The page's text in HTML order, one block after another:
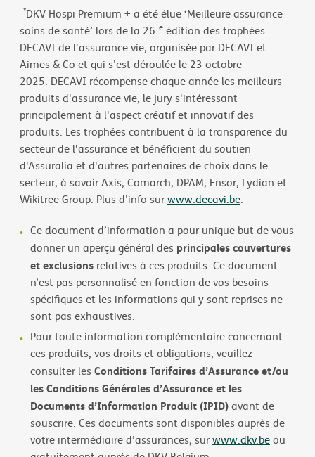
*DKV Hospi Premium + a été élue ‘Meilleure assurance
soins de santé’ lors de la 26 e édition des trophées
DECAVI de l'assurance vie, organisée par DECAVI et
Aimes & Co et qui s’est déroulée le 23 octobre
2025. DECAVI récompense chaque année les meilleurs
produits d'assurance vie, le jury s'intéressant
principalement à l'aspect créatif et innovatif des
produits. Les trophées contribuent à la transparence du
secteur de l'assurance et bénéficient du soutien
d'Assuralia et d'autres partenaires de choix dans le
secteur, à savoir Axis, Comarch, DPAM, Ensor, Lydian et
Wikitree Group. Plus d’info surwww.decavi.be.
Ce document d’information a pour unique but de vous
donner un aperçu général des principales couvertures
et exclusions relatives à ces produits. Ce document
n’est pas personnalisé en fonction de vos besoins
spécifiques et les informations qui y sont reprises ne
sont pas exhaustives.
Pour toute information complémentaire concernant
ces produits, vos droits et obligations, veuillez
consulter lesConditions Tarifaires d’Assurance et/ou
les Conditions Générales d’Assurance et les
Documents d’Information Produit (IPID)avant de
souscrire. Ces documents sont disponibles auprès de
votre intermédiaire d’assurances, surwww.dkv.beou